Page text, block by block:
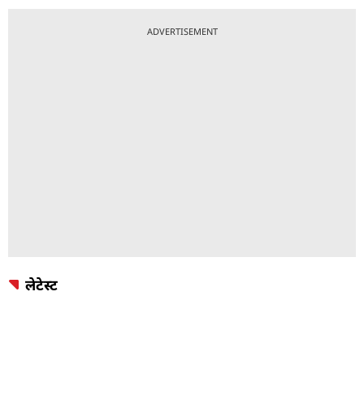
ADVERTISEMENT
लेटेस्ट